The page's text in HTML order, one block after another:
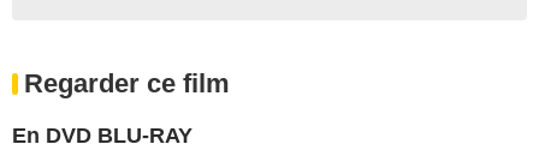
Regarder ce film
En DVD BLU-RAY